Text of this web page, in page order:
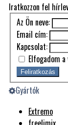
Iratkozzon fel
Az Ön neve:
Email cím:
Kapcsolat:
Elfogadom a
Feliratkozás
Gyártók
Extremo